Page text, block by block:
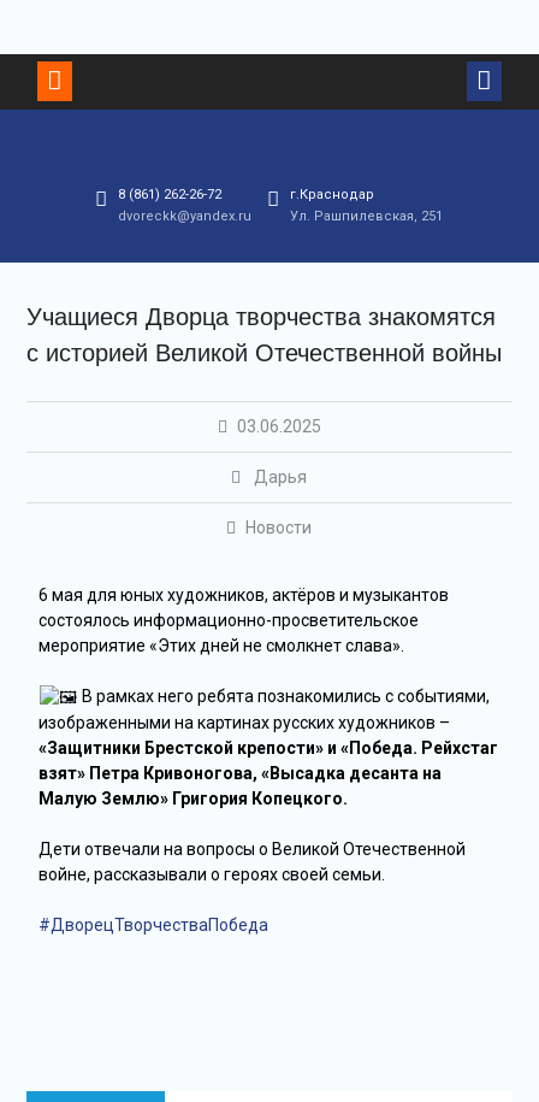
8 (861) 262-26-72
dvoreckk@yandex.ru
г.Краснодар
Ул. Рашпилевская, 251
Учащиеся Дворца творчества знакомятся
с историей Великой Отечественной войны
03.06.2025
Дарья
Новости
6 мая для юных художников, актёров и музыкантов
состоялось информационно-просветительское
мероприятие «Этих дней не смолкнет слава».
В рамках него ребята познакомились с событиями,
изображенными на картинах русских художников –
«Защитники Брестской крепости» и «Победа. Рейхстаг
взят» Петра Кривоногова, «Высадка десанта на
Малую Землю» Григория Копецкого.
Дети отвечали на вопросы о Великой Отечественной
войне, рассказывали о героях своей семьи.
#ДворецТворчестваПобеда